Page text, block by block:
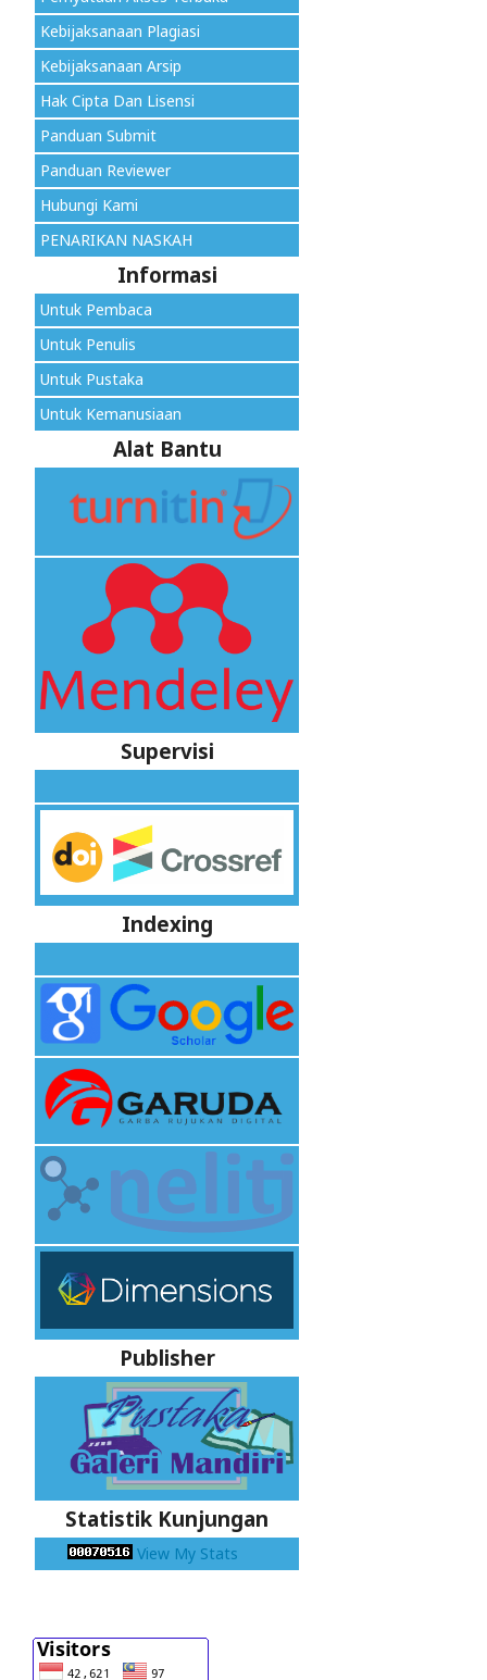
Kebijaksanaan Plagiasi
Kebijaksanaan Arsip
Hak Cipta Dan Lisensi
Panduan Submit
Panduan Reviewer
Hubungi Kami
PENARIKAN NASKAH
Informasi
Untuk Pembaca
Untuk Penulis
Untuk Pustaka
Untuk Kemanusiaan
Alat Bantu
Supervisi
Indexing
Publisher
Statistik Kunjungan
View My Stats